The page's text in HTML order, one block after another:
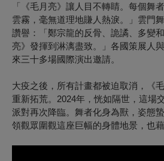
「《毛月亮》讓人目不轉睛。每個舞
雲霧，毫無道理地賺人熱淚。」雲門
讚譽：「鄭宗龍的反骨、詭譎、多變
亮》發揮到淋漓盡致。」 各國策展人
來三十多場國際演出邀請。
大疫之後，所有計畫都被迫取消，《
重新拓荒。2024年，恍如隔世，這場
派對再次降臨。舞者化身為獸，姿態
領觀眾圍觀這座巨幅的身體地景，也